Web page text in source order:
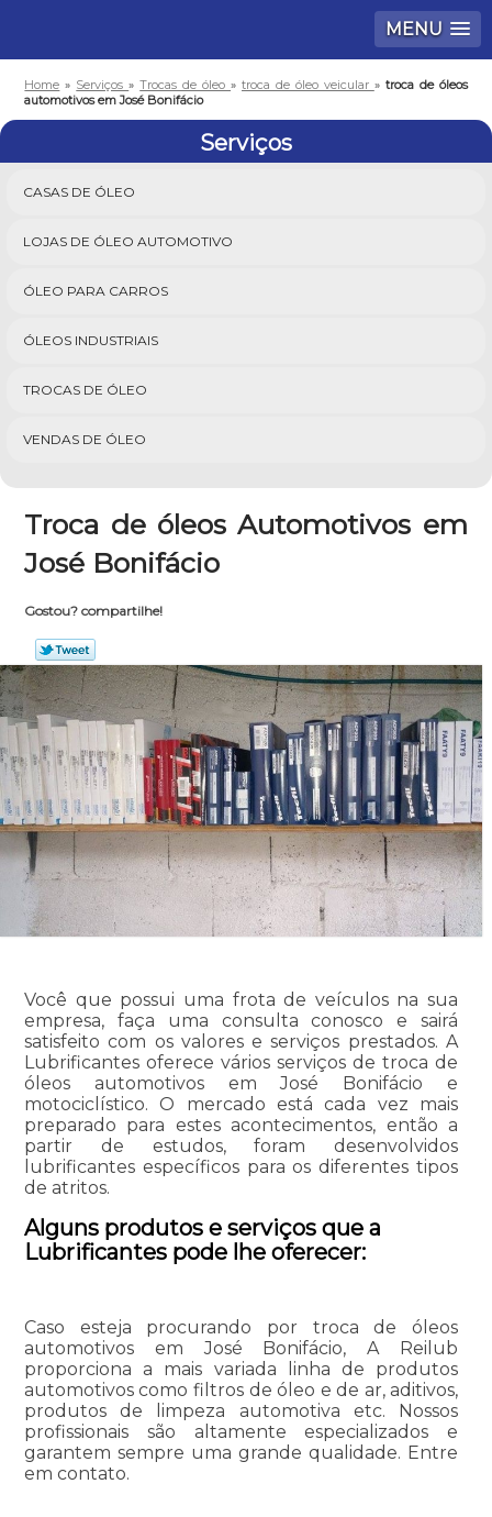
MENU
Home » Serviços»Trocas de óleo» troca de óleo veicular » troca de óleos
automotivos em José Bonifácio
Serviços
CASAS DE ÓLEO
LOJAS DE ÓLEO AUTOMOTIVO
ÓLEO PARA CARROS
ÓLEOS INDUSTRIAIS
TROCAS DE ÓLEO
VENDAS DE ÓLEO
Troca de óleos Automotivos em
José Bonifácio
Gostou? compartilhe!
Você que possui uma frota de veículos na sua
empresa, faça uma consulta conosco e sairá
satisfeito com os valores e serviços prestados. A
Lubrificantes oferece vários serviços de troca de
óleos automotivos em José Bonifácio e
motociclístico. O mercado está cada vez mais
preparado para estes acontecimentos, então a
partir de estudos, foram desenvolvidos
lubrificantes específicos para os diferentes tipos
de atritos.
Alguns produtos e serviços que a
Lubrificantes pode lhe oferecer:
Caso esteja procurando por troca de óleos
automotivos em José Bonifácio, A Reilub
proporciona a mais variada linha de produtos
automotivos como filtros de óleo e de ar, aditivos,
produtos de limpeza automotiva etc. Nossos
profissionais são altamente especializados e
garantem sempre uma grande qualidade. Entre
em contato.